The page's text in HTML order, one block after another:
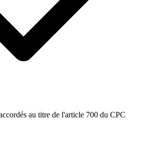
au titre de l'article 700 du CPC